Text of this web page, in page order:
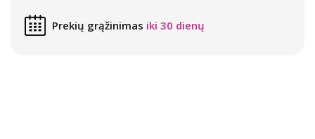
Prekių grąžinimas iki 30 dienų